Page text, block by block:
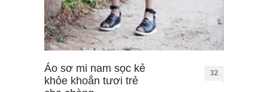
Áo sơ mi nam sọc kẻ
khỏe khoắn tươi trẻ
32